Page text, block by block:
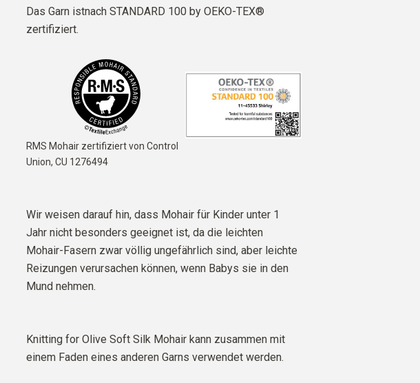
Das Garn istnach STANDARD 100 by OEKO-TEX®
zertifiziert.
RMS Mohair zertifiziert von Control
Union, CU 1276494
Wir weisen darauf hin, dass Mohair für Kinder unter 1
Jahr nicht besonders geeignet ist, da die leichten
Mohair-Fasern zwar völlig ungefährlich sind, aber leichte
Reizungen verursachen können, wenn Babys sie in den
Mund nehmen.
Knitting for Olive Soft Silk Mohair kann zusammen mit
einem Faden eines anderen Garns verwendet werden.